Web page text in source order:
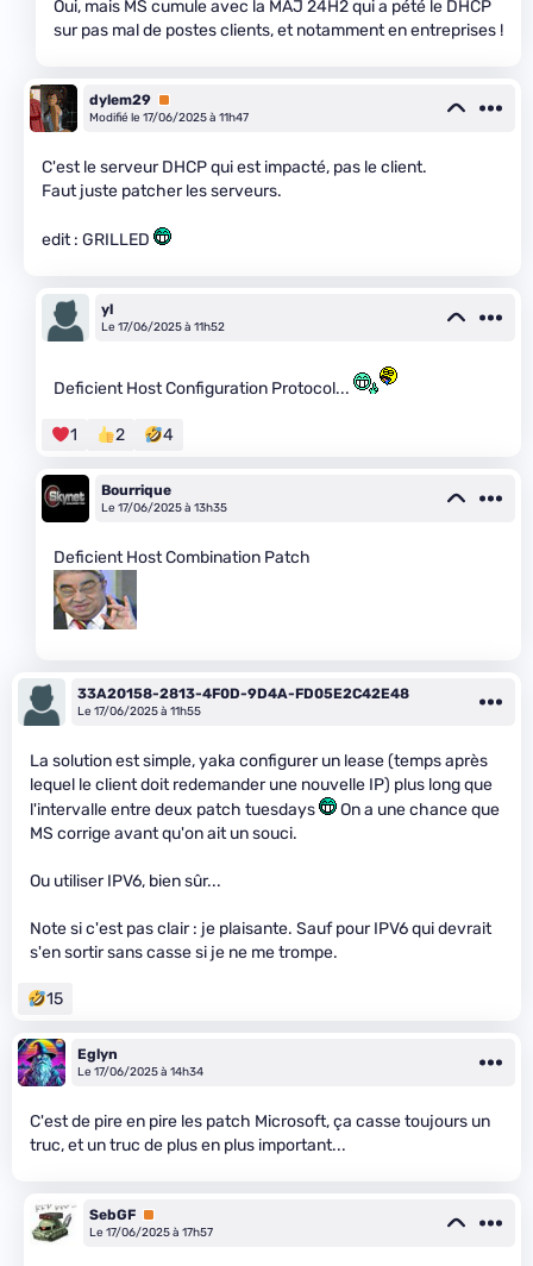
Oui, mais MS cumule avec la MAJ 24H2 qui a pété le DHCP
sur pas mal de postes clients, et notamment en entreprises !
dylem29 Premium
Modifié le 17/06/2025 à 11h47
C'est le serveur DHCP qui est impacté, pas le client.
Faut juste patcher les serveurs.
edit : GRILLED
yl
Le 17/06/2025 à 11h52
Deficient Host Configuration Protocol...
1 2 4
Bourrique
Le 17/06/2025 à 13h35
Deficient Host Combination Patch
33A20158-2813-4F0D-9D4A-FD05E2C42E48
Le 17/06/2025 à 11h55
La solution est simple, yaka configurer un lease (temps après
lequel le client doit redemander une nouvelle IP) plus long que
l'intervalle entre deux patch tuesdays
On a une chance que
MS corrige avant qu'on ait un souci.
Ou utiliser IPV6, bien sûr...
Note si c'est pas clair : je plaisante. Sauf pour IPV6 qui devrait
s'en sortir sans casse si je ne me trompe.
15
Eglyn
Le 17/06/2025 à 14h34
C'est de pire en pire les patch Microsoft, ça casse toujours un
truc, et un truc de plus en plus important...
SebGF Premium
Le 17/06/2025 à 17h57